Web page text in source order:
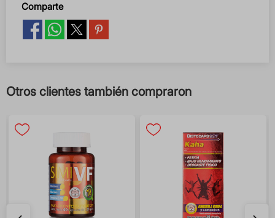
Comparte
Otros clientes también compraron